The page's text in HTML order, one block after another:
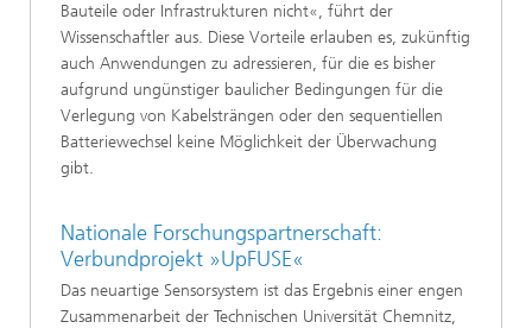
Bauteile oder Infrastrukturen nicht«, führt der
Wissenschaftler aus. Diese Vorteile erlauben es, zukünftig
auch Anwendungen zu adressieren, für die es bisher
aufgrund ungünstiger baulicher Bedingungen für die
Verlegung von Kabelsträngen oder den sequentiellen
Batteriewechsel keine Möglichkeit der Überwachung
gibt.
Nationale Forschungspartnerschaft:
Verbundprojekt »UpFUSE«
Das neuartige Sensorsystem ist das Ergebnis einer engen
Zusammenarbeit der Technischen Universität Chemnitz,